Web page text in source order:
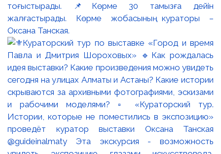
тоғыстырады. 📌Көрме 30 тамызға дейін
жалғастырады. Көрме жобасының кураторы –
Оксана Танская.